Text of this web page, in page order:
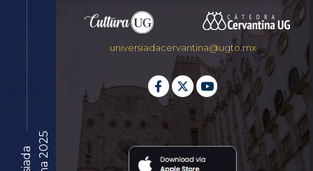
universiadacervantina@ugto.mx